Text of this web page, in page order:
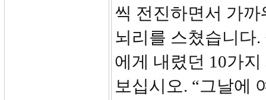
씩 전진하면서 가
뇌리를 스쳤습니다
에게 내렸던 10가
보십시오. “그날에